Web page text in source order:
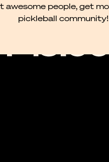
awesome people, get